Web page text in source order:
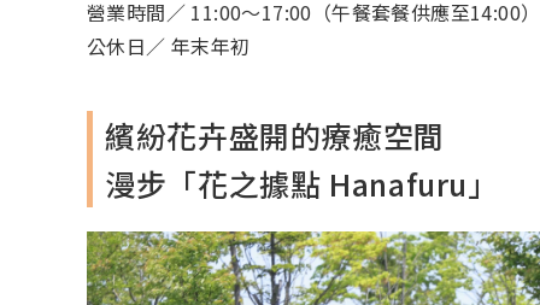
營業時間／ 11:00～17:00（午餐套餐供應至14:00）
公休日／ 年末年初
繽紛花卉盛開的療癒空間
漫步「花之據點 Hanafuru」